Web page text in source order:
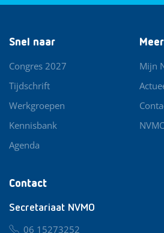
Contact
Secretariaat NVMO
06 15273252
Snel naar
Congres 2027
Tijdschrift
Werkgroepen
Kennisbank
Agenda
Mijn